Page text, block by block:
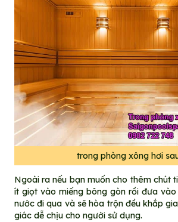
trong phòng xông hơi
Ngoài ra nếu bạn muốn cho thêm chút
ít giọt vào miếng bông gòn rồi đưa
nước đi qua và sẽ hòa trộn đều khắp
giác dễ chịu cho người sử dụng.